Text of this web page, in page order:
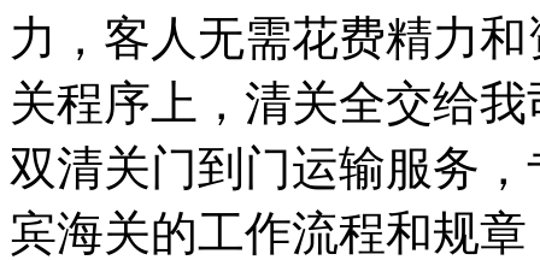
力，客人无需花费精力
关程序上，清关全交给
双清关门到门运输服务
宾海关的工作流程和规